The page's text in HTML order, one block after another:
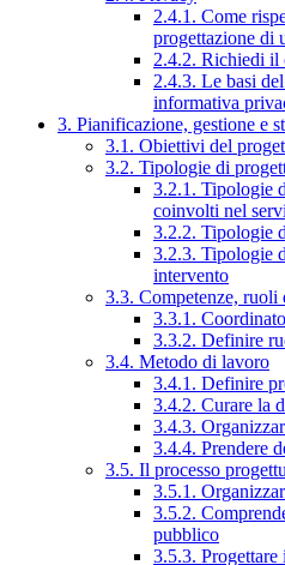
2.4.1. Come
progettazione di
2.4.2. Richiedi il
2.4.3. Le basi
informativa
3. Pianificazione, gestione e
3.1. Obiettivi del
3.2. Tipologie di
3.2.1. Tipologie
coinvolti nel
3.2.2. Tipologie
3.2.3. Tipologie
intervento
3.3. Competenze,
3.3.1.
3.3.2. Definire
3.4. Metodo di lavoro
3.4.1. Definire
3.4.2. Curare la
3.4.3.
3.4.4. Prendere
3.5. Il processo
3.5.1.
3.5.2.
pubblico
3.5.3. Progettare